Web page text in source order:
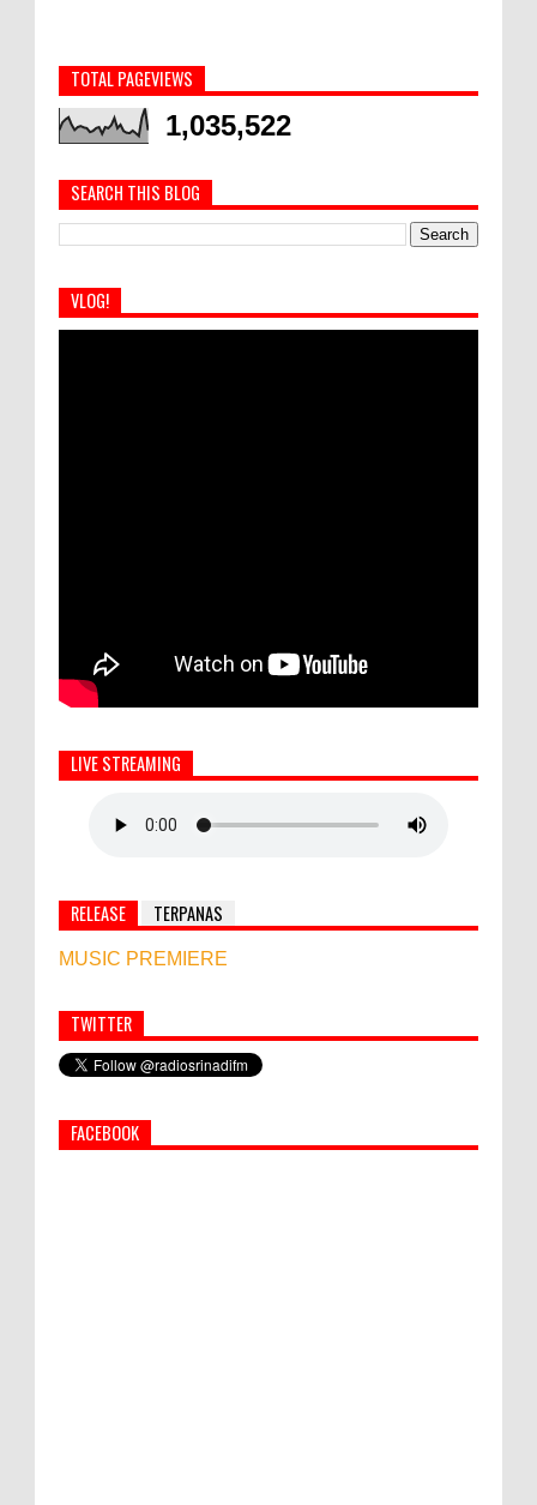
TOTAL PAGEVIEWS
1,035,522
SEARCH THIS BLOG
VLOG!
LIVE STREAMING
RELEASE TERPANAS
MUSIC PREMIERE
Simbol Persahabatan, RI Bangun Islamic Centre di
Afghanistan
PEMKAB KLUNGKUNG GELAR PASAR
TWITTER
FACEBOOK